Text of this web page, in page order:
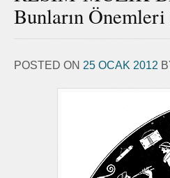
Bunların
POSTED ON 25 OCAK 2012